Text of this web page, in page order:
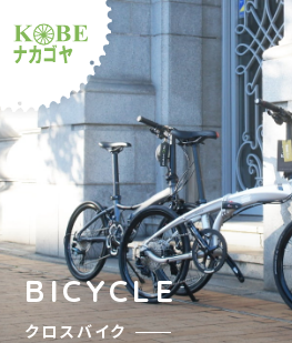
ルショップナカ
BICYCLE
クロスバイク